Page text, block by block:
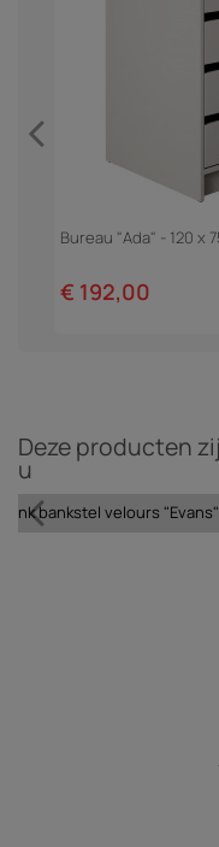
Bureau "Ada" - 120 x
€ 192,00
Deze producten
u
bankstel velours